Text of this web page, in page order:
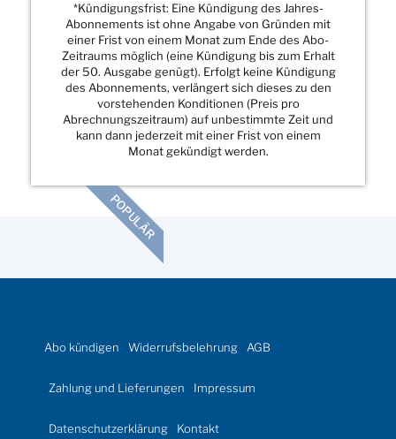
*Kündigungsfrist: Eine Kündigung des Jahres-
Abonnements ist ohne Angabe von Gründen mit
einer Frist von einem Monat zum Ende des Abo-
Zeitraums möglich (eine Kündigung bis zum Erhalt
der 50. Ausgabe genügt). Erfolgt keine Kündigung
des Abonnements, verlängert sich dieses zu den
vorstehenden Konditionen (Preis pro
Abrechnungszeitraum) auf unbestimmte Zeit und
kann dann jederzeit mit einer Frist von einem
Monat gekündigt werden.
POPULÄR
Abo kündigen Widerrufsbelehrung AGB
Zahlung und Lieferungen Impressum
Datenschutzerklärung Kontakt